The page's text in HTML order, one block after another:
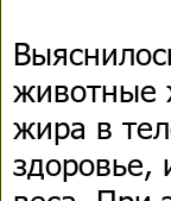
животные
жира в
здоровье,